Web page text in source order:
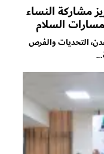
مشاركة النساء
السلام
التحديات والفرص